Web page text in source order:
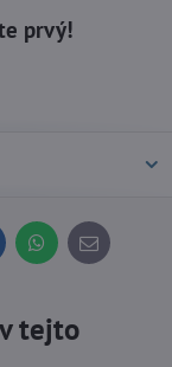
prvý!
WhatsApp
E-
mail
tejto